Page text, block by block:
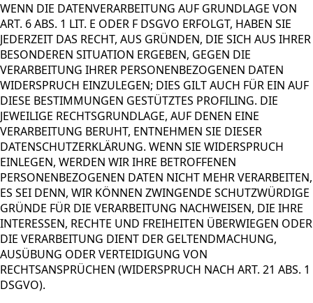
WENN DIE DATENVERARBEITUNG AUF GRUNDLAGE VON
ART. 6 ABS. 1 LIT. E ODER F DSGVO ERFOLGT, HABEN SIE
JEDERZEIT DAS RECHT, AUS GRÜNDEN, DIE SICH AUS IHRER
BESONDEREN SITUATION ERGEBEN, GEGEN DIE
VERARBEITUNG IHRER PERSONENBEZOGENEN DATEN
WIDERSPRUCH EINZULEGEN; DIES GILT AUCH FÜR EIN AUF
DIESE BESTIMMUNGEN GESTÜTZTES PROFILING. DIE
JEWEILIGE RECHTSGRUNDLAGE, AUF DENEN EINE
VERARBEITUNG BERUHT, ENTNEHMEN SIE DIESER
DATENSCHUTZERKLÄRUNG. WENN SIE WIDERSPRUCH
EINLEGEN, WERDEN WIR IHRE BETROFFENEN
PERSONENBEZOGENEN DATEN NICHT MEHR VERARBEITEN,
ES SEI DENN, WIR KÖNNEN ZWINGENDE SCHUTZWÜRDIGE
GRÜNDE FÜR DIE VERARBEITUNG NACHWEISEN, DIE IHRE
INTERESSEN, RECHTE UND FREIHEITEN ÜBERWIEGEN ODER
DIE VERARBEITUNG DIENT DER GELTENDMACHUNG,
AUSÜBUNG ODER VERTEIDIGUNG VON
RECHTSANSPRÜCHEN (WIDERSPRUCH NACH ART. 21 ABS. 1
DSGVO).